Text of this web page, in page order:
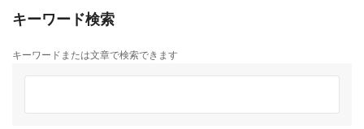
キーワード検索
キーワードまたは文章で検索できます